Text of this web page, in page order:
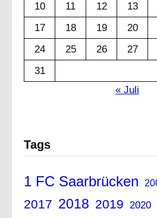
10
11 12 13
17
18 19 20
24
25 26 27
31
« Juli
Tags
1 FC Saarbrücken
2017 2018 2019 2020